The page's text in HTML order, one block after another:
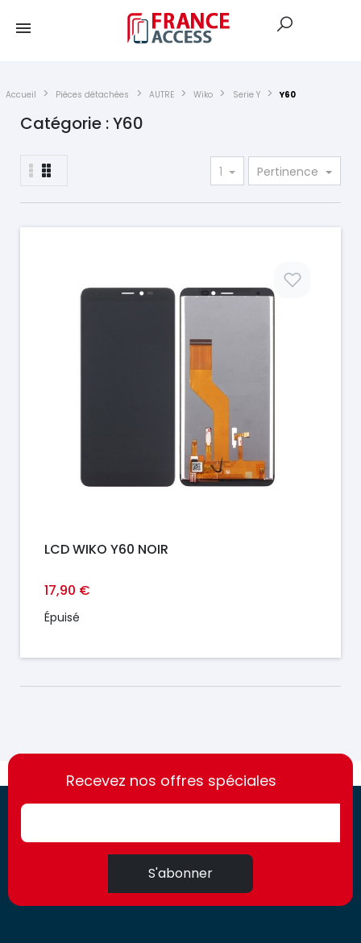
Accueil Pièces détachées AUTRE Wiko Serie Y Y60
Catégorie : Y60
1 Pertinence
LCD WIKO Y60 NOIR
17,90 €
Épuisé
https://france-
access.fr
https://france-
access.fr
Recevez nos offres spéciales
S'abonner